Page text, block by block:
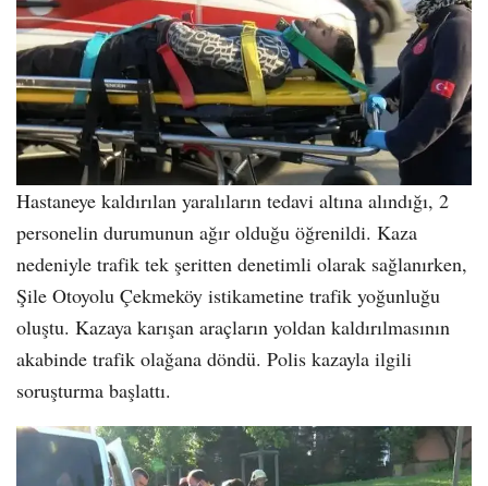
Hastaneye kaldırılan yaralıların tedavi altına alındığı, 2
personelin durumunun ağır olduğu öğrenildi. Kaza
nedeniyle trafik tek şeritten denetimli olarak sağlanırken,
Şile Otoyolu Çekmeköy istikametine trafik yoğunluğu
oluştu. Kazaya karışan araçların yoldan kaldırılmasının
akabinde trafik olağana döndü. Polis kazayla ilgili
soruşturma başlattı.